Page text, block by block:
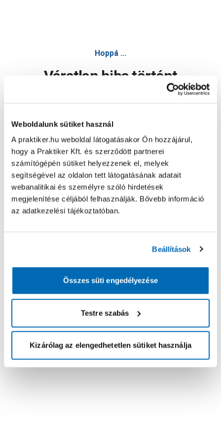
Weboldalunk sütiket használ
A praktiker.hu weboldal látogatásakor Ön hozzájárul,
hogy a Praktiker Kft. és szerződött partnerei
számítógépén sütiket helyezzenek el, melyek
segítségével az oldalon tett látogatásának adatait
webanalitikai és személyre szóló hirdetések
megjelenítése céljából felhasználják. Bővebb információ
az adatkezelési tájékoztatóban.
Beállítások
Összes süti engedélyezése
Testre szabás
Kizárólag az elengedhetetlen sütiket használja
Hoppá ...
Váratlan hiba történt
Oldal újratöltése